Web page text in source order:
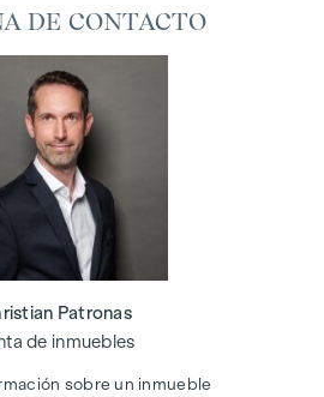
DE CONTACTO
Patronas
de inmuebles
sobre un inmueble